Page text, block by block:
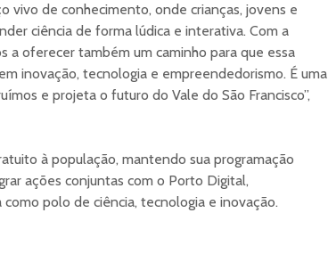
vivo de conhecimento, onde crianças, jovens e
ciência de forma lúdica e interativa. Com a
a oferecer também um caminho para que essa
inovação, tecnologia e empreendedorismo. É uma
e projeta o futuro do Vale do São Francisco”,
à população, mantendo sua programação
ações conjuntas com o Porto Digital,
polo de ciência, tecnologia e inovação.